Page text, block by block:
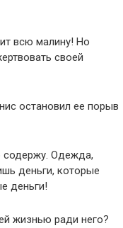
всю малину! Но
своей
остановил ее порыв
содержу. Одежда,
деньги, которые
деньги!
жизнью ради него?